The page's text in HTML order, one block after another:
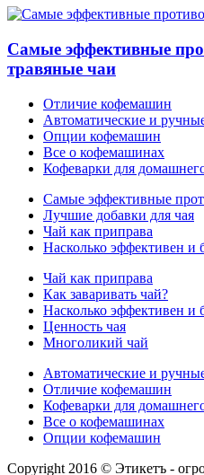
Самые эффективные
травяные чаи
Отличие кофемашин
Автоматические и
Опции кофемашин
Все о кофемашинах
Кофеварки для
Самые эффективные
Лучшие добавки для чая
Чай как приправа
Насколько эффективен и
Чай как приправа
Как заваривать чай?
Насколько эффективен и
Ценность чая
Многоликий чай
Автоматические и
Отличие кофемашин
Кофеварки для
Все о кофемашинах
Опции кофемашин
Copyright 2016 © Этикетъ -